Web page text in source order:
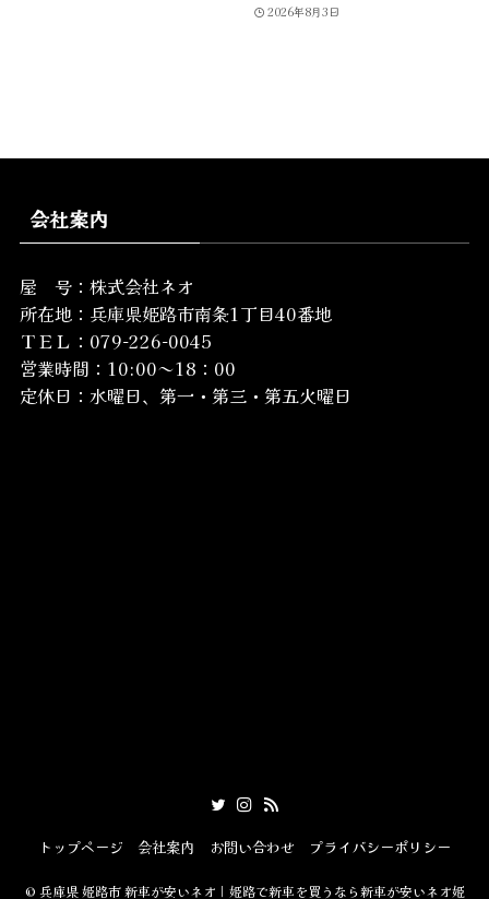
2026年8月3日
会社案内
屋 号：株式会社ネオ
所在地： 兵庫県姫路市南条1丁目40番地
ＴＥＬ：079-226-0045
営業時間：10:00～18：00
定休日：水曜日、第一・第三・第五火曜日
トップページ 会社案内 お問い合わせ プライバシーポリシー
© 兵庫県 姫路市 新車が安いネオ｜姫路で新車を買うなら新車が安いネオ姫